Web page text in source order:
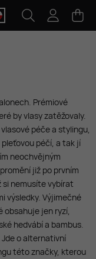
Prémiové
by vlasy zatěžovaly.
péče a stylingu,
péčí, a tak jí
neochvějným
již po prvním
si nemusíte vybírat
výsledky. Výjimečné
obsahuje jen ryzí,
hedvábí a bambus.
Jde o alternativní
této značky, kterou